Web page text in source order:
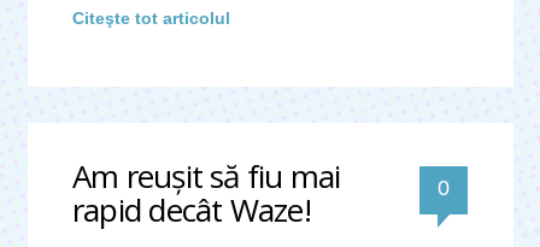
Citeşte tot articolul
Am reuşit să fiu mai
rapid decât Waze! 0